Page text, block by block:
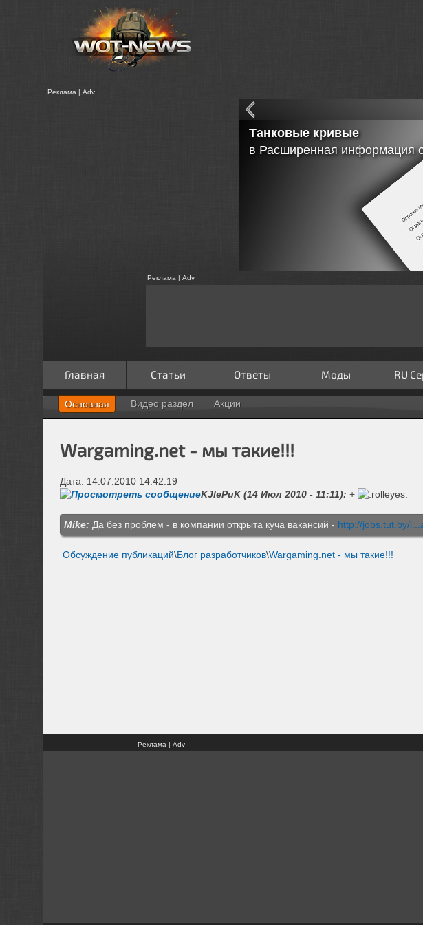
Реклама | Adv
Танковые кривые
в Расширенная информация
Реклама | Adv
Главная Статьи Ответы Моды RU
Основная Видео раздел Акции
Wargaming.net - мы такие!!!
Дата: 14.07.2010 14:42:19
KJlePuK (14 Июл 2010 - 11:11): +
Mike: Да без проблем - в компании открыта куча вакансий - http://jobs.tut.by/
Обсуждение публикаций\Блог разработчиков\Wargaming.net - мы такие!!!
Реклама | Adv